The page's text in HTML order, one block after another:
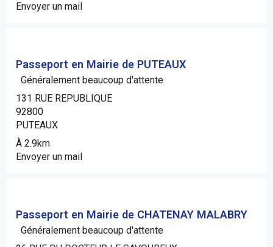
Envoyer un mail
Passeport en Mairie de PUTEAUX
Généralement beaucoup d'attente
131 RUE REPUBLIQUE
92800
PUTEAUX
À 2.9km
Envoyer un mail
Passeport en Mairie de CHATENAY MALABRY
Généralement beaucoup d'attente